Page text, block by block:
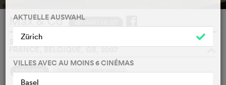
Max & Co WATCHLIST
SAMUEL GUILLAUME, FREDERIC GUILLAUME , SUISSE,
FRANCE, BELGIQUE, GB, 2007
SYNOPSIS D'AUTRES OPINIONS 2
AKTUELLE AUSWAHL
Zürich
VILLES AVEC AU MOINS 6 CINÉMAS
Basel